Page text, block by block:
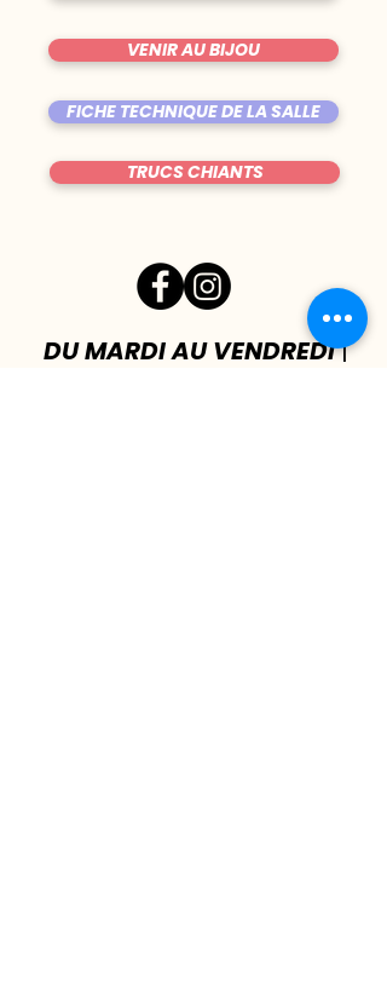
VENIR AU BIJOU
FICHE TECHNIQUE DE LA SALLE
TRUCS CHIANTS
DU MARDI AU VENDREDI|